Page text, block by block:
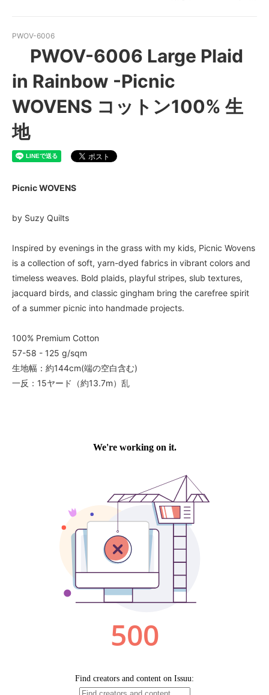
PWOV-6006
PWOV-6006 Large Plaid
in Rainbow -Picnic
WOVENS コットン100% 生
地
Picnic WOVENS
by Suzy Quilts
Inspired by evenings in the grass with my kids, Picnic Wovens
is a collection of soft, yarn-dyed fabrics in vibrant colors and
timeless weaves. Bold plaids, playful stripes, slub textures,
jacquard birds, and classic gingham bring the carefree spirit
of a summer picnic into handmade projects.
100% Premium Cotton
57-58 - 125 g/sqm
生地幅：約144cm(端の空白含む)
一反：15ヤード（約13.7m）乱